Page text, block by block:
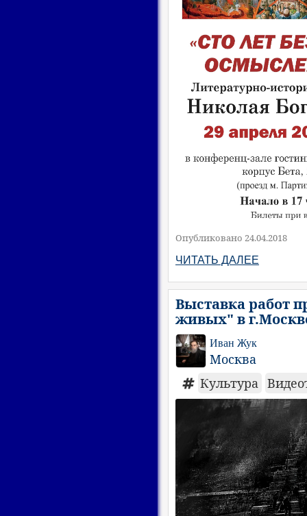
Опубликовано 24.04.2018
ЧИТАТЬ ДАЛЕЕ
Выставка работ
живых" в
Иван Жук
Москва
Культура